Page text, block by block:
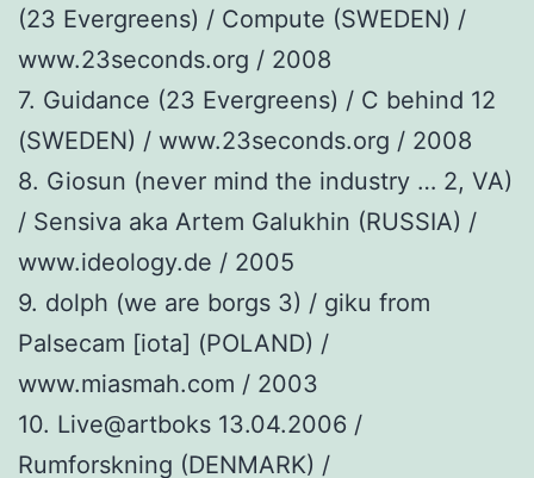
(23 Evergreens) / Compute (SWEDEN) /
www.23seconds.org / 2008
7. Guidance (23 Evergreens) / C behind 12
(SWEDEN) / www.23seconds.org / 2008
8. Giosun (never mind the industry … 2, VA)
/ Sensiva aka Artem Galukhin (RUSSIA) /
www.ideology.de / 2005
9. dolph (we are borgs 3) / giku from
Palsecam [iota] (POLAND) /
www.miasmah.com / 2003
10. Live@artboks 13.04.2006 /
Rumforskning (DENMARK) /